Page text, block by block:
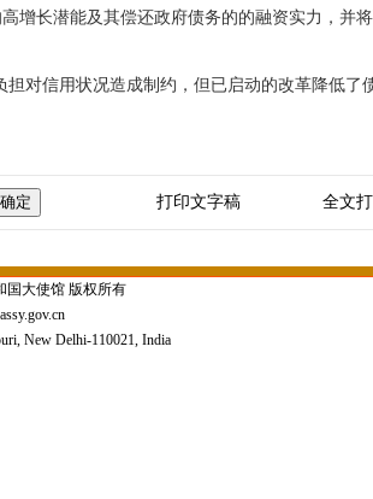
长潜能及其偿还政府债务的的融资实力，并
信用状况造成制约，但已启动的改革降低了
打印文字稿 全文
国大使馆 版权所有
New Delhi-110021, India